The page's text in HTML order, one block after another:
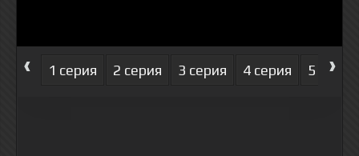
‹ 1 серия 2 серия 3 серия 4 серия 5 серия
›